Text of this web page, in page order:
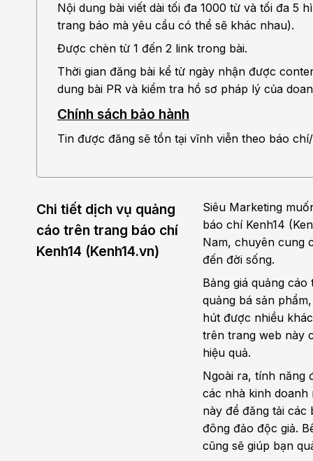
Nội dung bài viết dài tối đa 1000 từ và tối đa 5
trang báo mà yêu cầu có thể sẽ khác nhau).
Được chèn từ 1 đến 2 link trong bài.
Thời gian đăng bài kể từ ngày nhận được
dung bài PR và kiểm tra hồ sơ pháp lý của
Chính sách bảo hành
Tin được đăng sẽ tồn tại vĩnh viễn theo báo
Chi tiết dịch vụ quảng
cáo trên trang báo chí
Kenh14 (Kenh14.vn)
Siêu Marketing
báo chí Kenh14
Nam, chuyên cung
đến đời sống.
Bảng giá quảng
quảng bá sản
hút được nhiều
trên trang web này
hiệu quả.
Ngoài ra, tính năng
các nhà kinh doanh
này để đăng tải các
đông đảo độc giả.
cũng sẽ giúp bạn